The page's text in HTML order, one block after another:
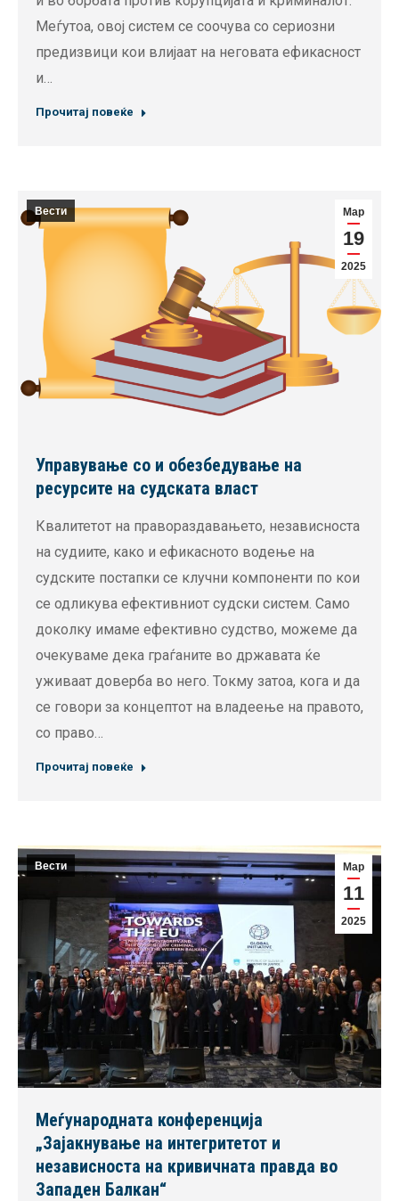
Меѓутоа, овој систем се соочува со сериозни
предизвици кои влијаат на неговата ефикасност
и…
Прочитај повеќе
Мар
19
2025
Вести
Управување со и обезбедување на
ресурсите на судската власт
Квалитетот на правораздавањето, независноста
на судиите, како и ефикасното водење на
судските постапки се клучни компоненти по кои
се одликува ефективниот судски систем. Само
доколку имаме ефективно судство, можеме да
очекуваме дека граѓаните во државата ќе
уживаат доверба во него. Токму затоа, кога и да
се говори за концептот на владеење на правото,
со право…
Прочитај повеќе
Мар
11
2025
Вести
Меѓународната конференција
„Зајакнување на интегритетот и
независноста на кривичната правда во
Западен Балкан“